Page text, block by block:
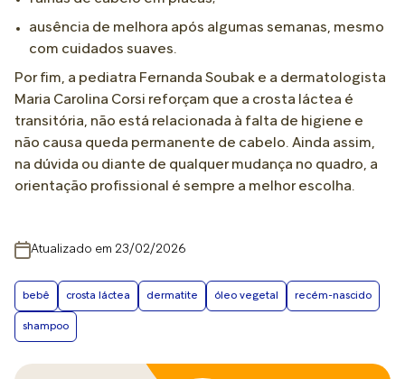
ausência de melhora após algumas semanas, mesmo
com cuidados suaves.
Por fim, a pediatra Fernanda Soubak e a dermatologista
Maria Carolina Corsi reforçam que a crosta láctea é
transitória, não está relacionada à falta de higiene e
não causa queda permanente de cabelo. Ainda assim,
na dúvida ou diante de qualquer mudança no quadro, a
orientação profissional é sempre a melhor escolha.
Atualizado em 23/02/2026
bebê crosta láctea dermatite óleo vegetal recém-nascido
shampoo